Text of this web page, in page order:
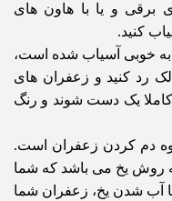
برقی و یا با هاون های
کنید.
به خوبی آسیاب شده است،
رد کنید و زعفران های
یک دست شوند و رنگ
دم کردن زعفران است.
روش یخ می باشد که شما
آب شدن یخ، زعفران شما